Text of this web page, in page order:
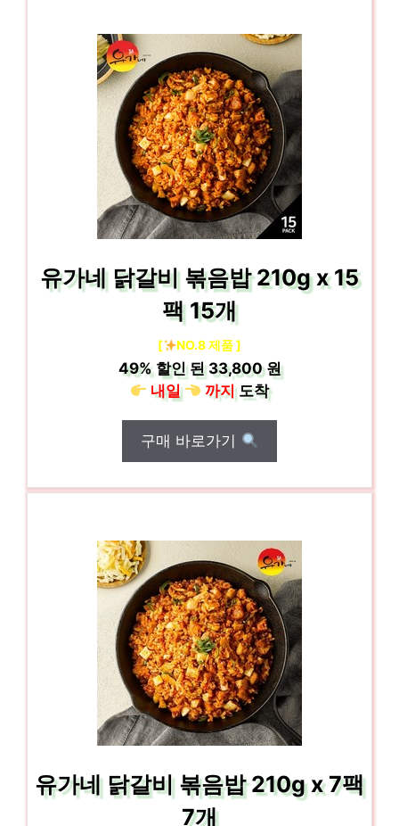
유가네 닭갈비 볶음밥 210g x 15
팩 15개
[ NO.8 제품 ]
49%할인 된33,800 원
내일
까지도착
구매 바로가기
유가네 닭갈비 볶음밥 210g x 7팩
7개